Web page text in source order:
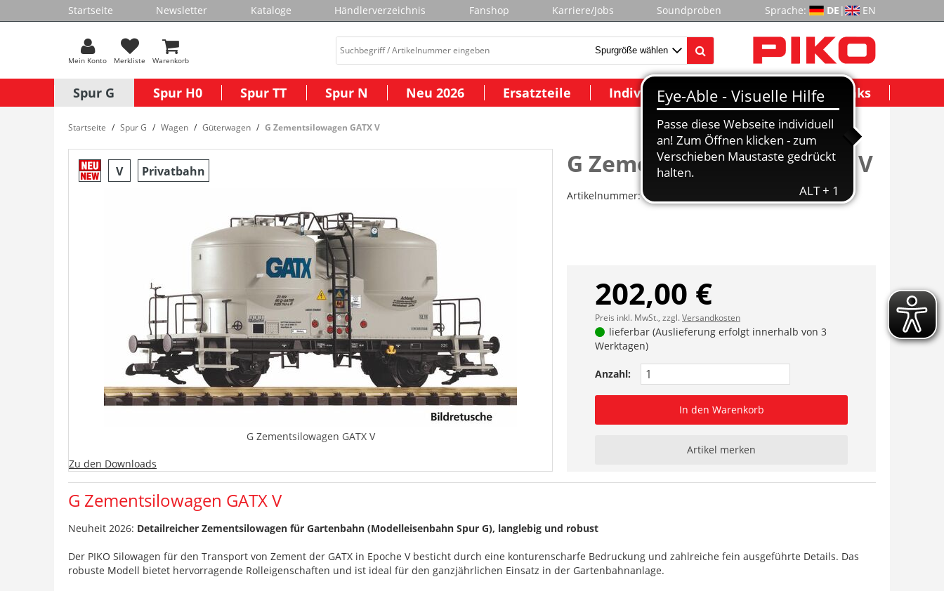
Startseite Newsletter Kataloge Händlerverzeichnis Fanshop Karriere/Jobs Soundproben Sprache: DE | EN
Mein Konto Merkliste Warenkorb
Spur G Spur H0 Spur TT Spur N Neu 2026 Ersatzteile Individuelle Modelle Wichtige Links
Startseite Spur G Wagen Güterwagen G Zementsilowagen GATX V
V Privatbahn
G Zementsilowagen GATX V
Zu den Downloads
G Zementsilowagen GATX V
Artikelnummer:37799
202,00 €
Preis inkl. MwSt., zzgl.Versandkosten
lieferbar (Auslieferung erfolgt innerhalb von 3
Werktagen)
Anzahl:
In den Warenkorb
Artikel merken
G Zementsilowagen GATX V
Neuheit 2026: Detailreicher Zementsilowagen für Gartenbahn (Modelleisenbahn Spur G), langlebig und robust
Der PIKO Silowagen für den Transport von Zement der GATX in Epoche V besticht durch eine konturenscharfe Bedruckung und zahlreiche fein ausgeführte Details. Das
robuste Modell bietet hervorragende Rolleigenschaften und ist ideal für den ganzjährlichen Einsatz in der Gartenbahnanlage.